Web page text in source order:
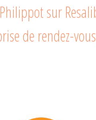
sur
de rendez-